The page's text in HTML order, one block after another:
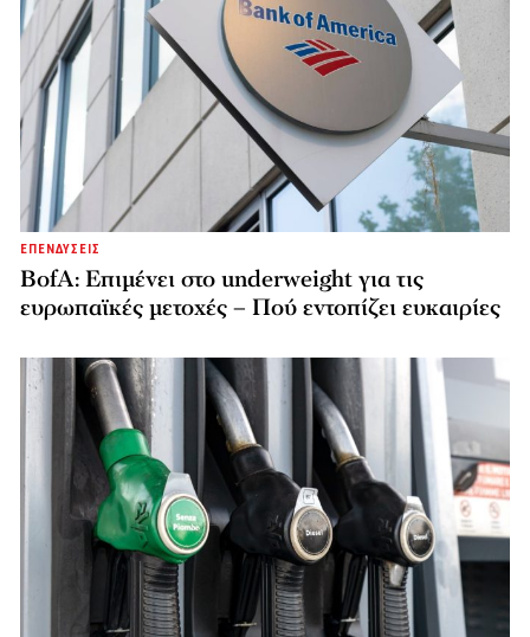
ΕΠΕΝΔΥΣΕΙΣ
BofA: Επιμένει στο underweight για τις
ευρωπαϊκές μετοχές – Πού εντοπίζει ευκαιρίες